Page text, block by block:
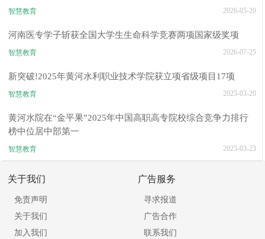
智慧教育 2026-05-20
河南医专学子斩获全国大学生生命科学竞赛两项国家级奖项
智慧教育 2026-07-25
新突破!2025年黄河水利职业技术学院获立项省级项目17项
智慧教育 2025-03-20
黄河水院在“金平果”2025年中国高职高专院校综合竞争力排行
榜中位居中部第一
智慧教育 2025-03-23
关于我们
免责声明
关于我们
加入我们
广告服务
寻求报道
广告合作
联系我们